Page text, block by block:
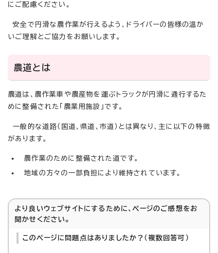
にご配慮ください。
安全で円滑な農作業が行えるよう、ドライバーの皆様の温か
いご理解とご協力をお願いします。
農道とは
農道は、農作業車や農産物を運ぶトラックが円滑に通行するた
めに整備された「農業用施設」です。
一般的な道路（国道、県道、市道）とは異なり、主に以下の特徴
があります。
農作業のために整備された道です。
地域の方々の一部負担により維持されています。
より良いウェブサイトにするために、ページのご感想をお
聞かせください。
このページに問題点はありましたか？（複数回答可）